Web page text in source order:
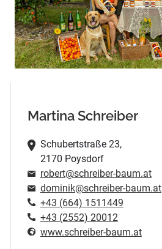
Martina Schreiber
Schubertstraße 23,
2170 Poysdorf
robert@schreiber-baum.at
dominik@schreiber-baum.at
+43 (664) 1511449
+43 (2552) 20012
www.schreiber-baum.at